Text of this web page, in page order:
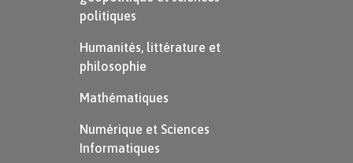
politiques
Humanités, littérature et
philosophie
Mathématiques
Numérique et Sciences
Informatiques